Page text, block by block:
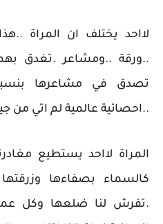
لااحد يختلف ان المراة
..ورقة ..ومشاعر .تغدق
تصدق في مشاعرها
..احصائية عالمية لم اتي من
المراة لااحد يستطيع
كالسماء بصفاءها وزرقتها
.تفرش لنا ضلعها وكل